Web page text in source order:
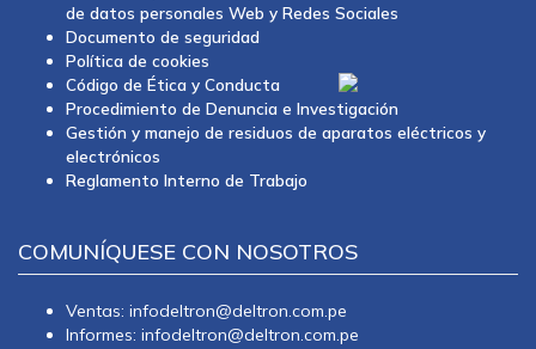
de datos personales Web y Redes Sociales
Documento de seguridad
Política de cookies
Código de Ética y Conducta
Procedimiento de Denuncia e Investigación
Gestión y manejo de residuos de aparatos eléctricos y
electrónicos
Reglamento Interno de Trabajo
COMUNÍQUESE CON NOSOTROS
Ventas: infodeltron@deltron.com.pe
Informes: infodeltron@deltron.com.pe